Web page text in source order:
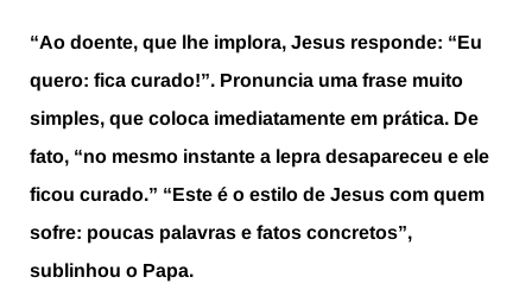
“Ao doente, que lhe implora, Jesus responde: “Eu
quero: fica curado!”. Pronuncia uma frase muito
simples, que coloca imediatamente em prática. De
fato, “no mesmo instante a lepra desapareceu e ele
ficou curado.” “Este é o estilo de Jesus com quem
sofre: poucas palavras e fatos concretos”,
sublinhou o Papa.